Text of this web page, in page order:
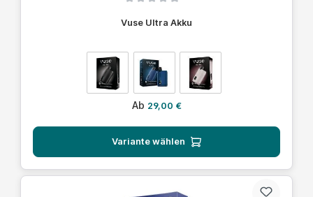
Vuse Ultra Akku
auswählen
Regulärer Preis:
Ab 29,00 €
Variante wählen